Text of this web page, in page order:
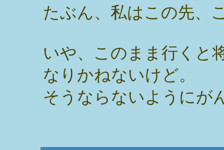
たぶん、私はこの先、
いや、このまま行くと
なりかねないけど。
そうならないようにが